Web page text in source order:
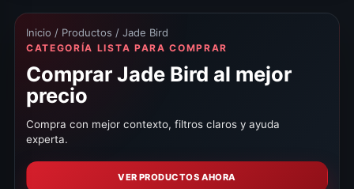
Inicio / Productos / Jade Bird
CATEGORÍA LISTA PARA COMPRAR
Comprar Jade Bird al mejor
precio
Compra con mejor contexto, filtros claros y ayuda
experta.
VER PRODUCTOS AHORA